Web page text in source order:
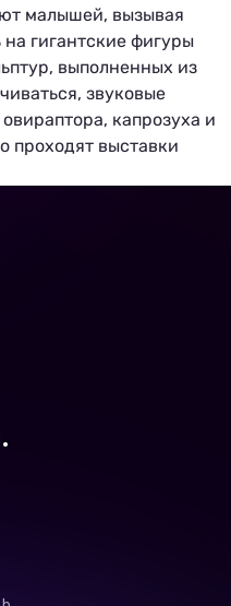
малышей, вызывая
гигантские фигуры
выполненных из
звуковые
капрозуха и
проходят выставки